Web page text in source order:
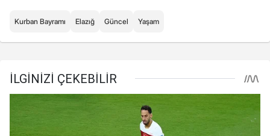
Kurban Bayramı Elazığ Güncel Yaşam